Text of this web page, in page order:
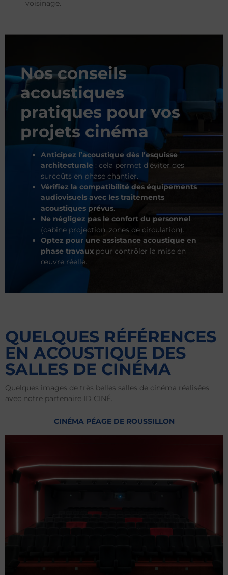
voisinage.
Nos conseils
acoustiques
pratiques pour vos
projets cinéma
Anticipez l’acoustique dès l’esquisse
architecturale : cela permet d’éviter des
surcoûts en phase chantier.
Vérifiez la compatibilité des équipements
audiovisuels avec les traitements
acoustiques prévus.
Ne négligez pas le confort du personnel
(cabine projection, zones de circulation).
Optez pour une assistance acoustique en
phase travaux pour contrôler la mise en
œuvre réelle.
QUELQUES RÉFÉRENCES
EN ACOUSTIQUE DES
SALLES DE CINÉMA
Quelques images de très belles salles de cinéma réalisées
avec notre partenaire ID CINÉ.
CINÉMA PÉAGE DE ROUSSILLON